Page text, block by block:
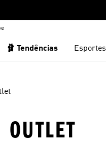
🩰 Tendências Esportes